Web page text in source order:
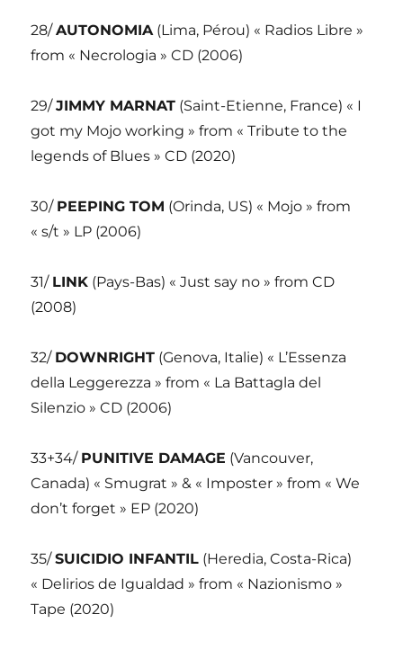
28/AUTONOMIA(Lima, Pérou) « Radios Libre »
from « Necrologia » CD (2006)
29/JIMMY MARNAT (Saint-Etienne, France) « I
got my Mojo working » from « Tribute to the
legends of Blues » CD (2020)
30/ PEEPING TOM (Orinda, US) « Mojo » from
« s/t » LP (2006)
31/ LINK (Pays-Bas) « Just say no » from CD
(2008)
32/ DOWNRIGHT (Genova, Italie) « L’Essenza
della Leggerezza » from « La Battagla del
Silenzio » CD (2006)
33+34/ PUNITIVE DAMAGE (Vancouver,
Canada) « Smugrat » & « Imposter » from « We
don’t forget » EP (2020)
35/SUICIDIO INFANTIL (Heredia, Costa-Rica)
« Delirios de Igualdad » from « Nazionismo »
Tape (2020)